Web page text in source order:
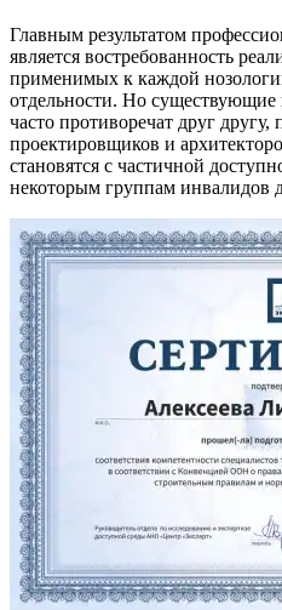
Главным результатом
является востребованность
применимых к каждой
отдельности. Но
часто противоречат друг другу,
проектировщиков и
становятся с частичной
некоторым группам инвалидов